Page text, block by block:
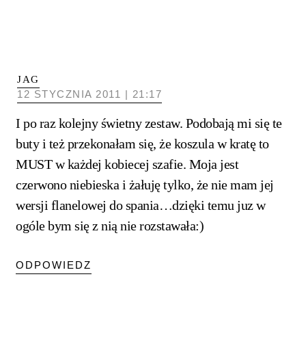
JAG
12 STYCZNIA 2011 | 21:17
I po raz kolejny świetny zestaw. Podobają mi się te
buty i też przekonałam się, że koszula w kratę to
MUST w każdej kobiecej szafie. Moja jest
czerwono niebieska i żałuję tylko, że nie mam jej
wersji flanelowej do spania…dzięki temu juz w
ogóle bym się z nią nie rozstawała:)
ODPOWIEDZ